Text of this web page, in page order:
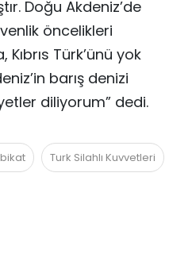
Doğu Akdeniz’de
öncelikleri
Türk’ünü yok
barış denizi
diliyorum” dedi.
Turk Silahlı Kuvvetleri